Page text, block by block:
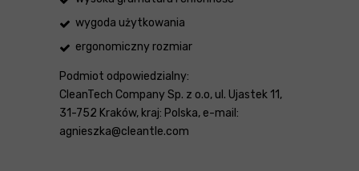
wygoda użytkowania
ergonomiczny rozmiar
Podmiot odpowiedzialny:
CleanTech Company Sp. z o.o, ul. Ujastek 11,
31-752 Kraków, kraj: Polska, e-mail:
agnieszka@cleantle.com